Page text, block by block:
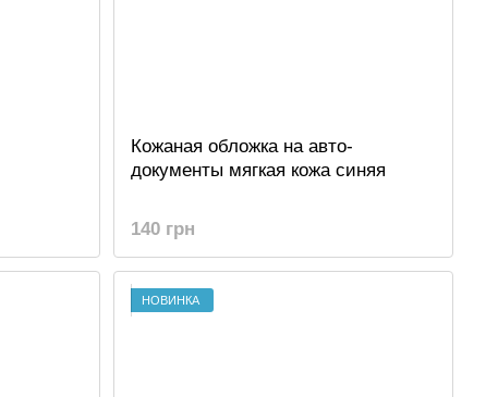
Кожаная обложка на авто-
документы мягкая кожа синяя
140 грн
НОВИНКА